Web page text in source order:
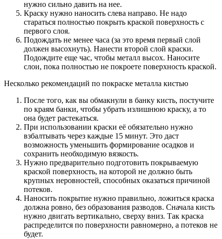
нужно сильно давить на нее.
Краску нужно наносить слева направо. Не надо
стараться полностью покрыть краской поверхность с
первого слоя.
Подождать не менее часа (за это время первый слой
должен высохнуть). Нанести второй слой краски.
Подождите еще час, чтобы металл высох. Наносите
слои, пока полностью не покроете поверхность краской.
Несколько рекомендаций по покраске металла кистью
После того, как вы обмакнули в банку кисть, постучите
по краям банки, чтобы убрать излишнюю краску, а то
она будет растекаться.
При использовании краски её обязательно нужно
взбалтывать через каждые 15 минут. Это даст
возможность уменьшить формирование осадков и
сохранить необходимую вязкость.
Нужно предварительно подготовить покрываемую
краской поверхность, на которой не должно быть
крупных неровностей, способных оказаться причиной
потеков.
Наносить покрытие нужно правильно, ложиться краска
должна ровно, без образования разводов. Сначала кисть
нужно двигать вертикально, сверху вниз. Так краска
распределится по поверхности равномерно, а потеков не
будет.